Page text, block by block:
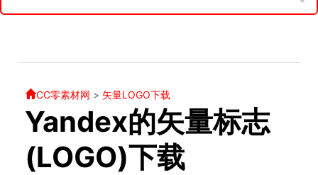
CC零素材网 > 矢量LOGO下载
Yandex的矢量标志
(LOGO)下载